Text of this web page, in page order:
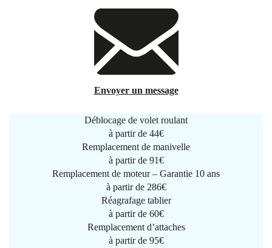
Envoyer un message
Déblocage de volet roulant
à partir de 44€
Remplacement de manivelle
à partir de 91€
Remplacement de moteur – Garantie 10 ans
à partir de 286€
Réagrafage tablier
à partir de 60€
Remplacement d’attaches
à partir de 95€